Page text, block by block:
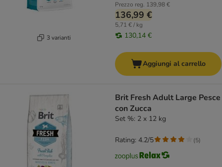
3 varianti
Prezzo reg. 139,98 €
136,99 €
5,71 € / kg
130,14 €
Aggiungi al carrello
Brit Fresh Adult Large Pesce
con Zucca
Set %: 2 x 12 kg
Rating: 4.2/5 (5)